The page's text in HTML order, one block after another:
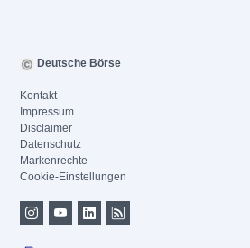
Deutsche Börse
Kontakt
Impressum
Disclaimer
Datenschutz
Markenrechte
Cookie-Einstellungen